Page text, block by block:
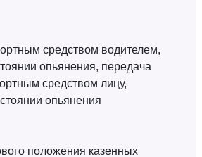
средством водителем,
опьянения, передача
средством лицу,
опьянения
положения казенных